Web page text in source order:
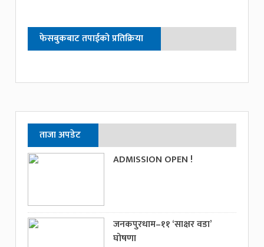
फेसबुकबाट तपाईको प्रतिक्रिया
ताजा अपडेट
ADMISSION OPEN !
जनकपुरधाम–११ ‘साक्षर वडा’
घोषणा